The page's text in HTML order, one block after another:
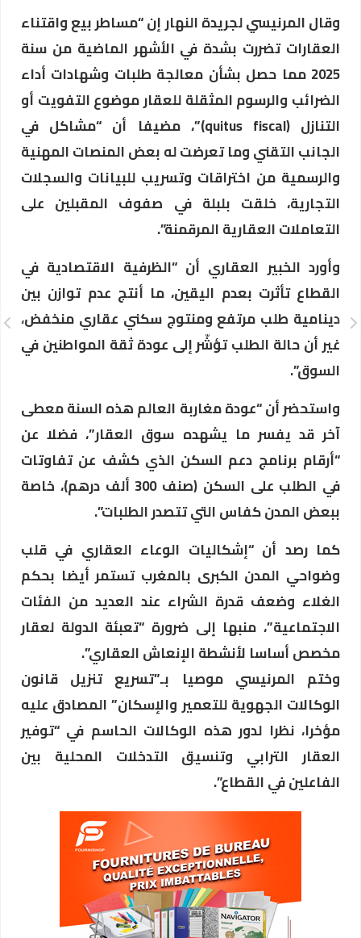
وقال المرنيسي لجريدة النهار إن “مساطر بيع واقتناء
العقارات تضررت بشدة في الأشهر الماضية من سنة
2025 مما حصل بشأن معالجة طلبات وشهادات أداء
الضرائب والرسوم المثقلة للعقار موضوع التفويت أو
التنازل (quitus fiscal)”، مضيفا أن “مشاكل في
الجانب التقني وما تعرضت له بعض المنصات المهنية
والرسمية من اختراقات وتسريب للبيانات والسجلات
التجارية، خلقت بلبلة في صفوف المقبلين على
التعاملات العقارية المرقمنة”.
وأورد الخبير العقاري أن “الظرفية الاقتصادية في
القطاع تأثرت بعدم اليقين، ما أنتج عدم توازن بين
دينامية طلب مرتفع ومنتوج سكني عقاري منخفض،
غير أن حالة الطلب تؤشّر إلى عودة ثقة المواطنين في
السوق”.
واستحضر أن “عودة مغاربة العالم هذه السنة معطى
آخر قد يفسر ما يشهده سوق العقار”، فضلا عن
“أرقام برنامج دعم السكن الذي كشف عن تفاوتات
في الطلب على السكن (صنف 300 ألف درهم)، خاصة
ببعض المدن كفاس التي تتصدر الطلبات”.
كما رصد أن “إشكاليات الوعاء العقاري في قلب
وضواحي المدن الكبرى بالمغرب تستمر أيضا بحكم
الغلاء وضعف قدرة الشراء عند العديد من الفئات
الاجتماعية”، منبها إلى ضرورة “تعبئة الدولة لعقار
مخصص أساسا لأنشطة الإنعاش العقاري”.
وختم المرنيسي موصيا بـ”تسريع تنزيل قانون
الوكالات الجهوية للتعمير والإسكان” المصادق عليه
مؤخرا، نظرا لدور هذه الوكالات الحاسم في “توفير
العقار الترابي وتنسيق التدخلات المحلية بين
الفاعلين في القطاع”.